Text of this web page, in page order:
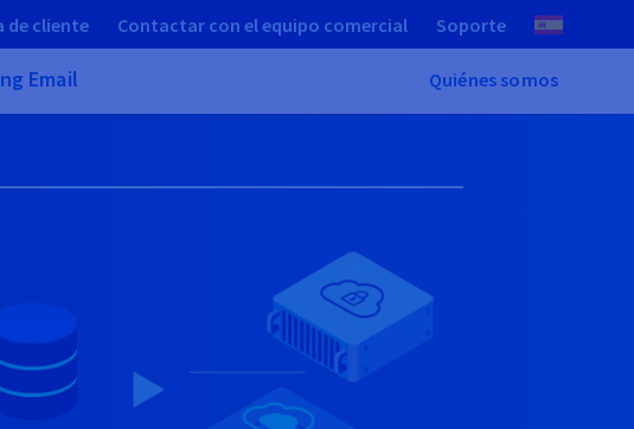
de cliente Contactar con el equipo comercial Soporte
Email Quiénes somos